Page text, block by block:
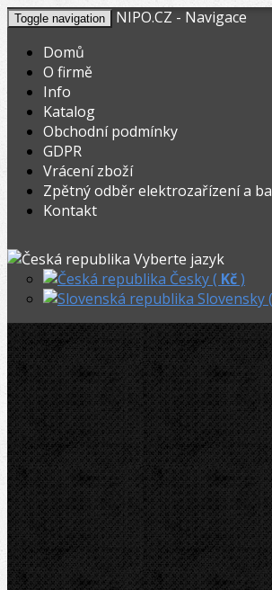
Toggle navigation
NIPO.CZ - Navigace
Domů
O firmě
Info
Katalog
Obchodní podmínky
GDPR
Vrácení zboží
Zpětný odběr elektrozařízení a
Kontakt
Vyberte jazyk
Česky ( Kč)
Slovensky (
V nákupním košíku máte
Celkem: 0,00
Registrovat Přihlásit
NIPO.CZ
CBC Rolna 20mm pro UNI42
CBC Rolna 20mm pro